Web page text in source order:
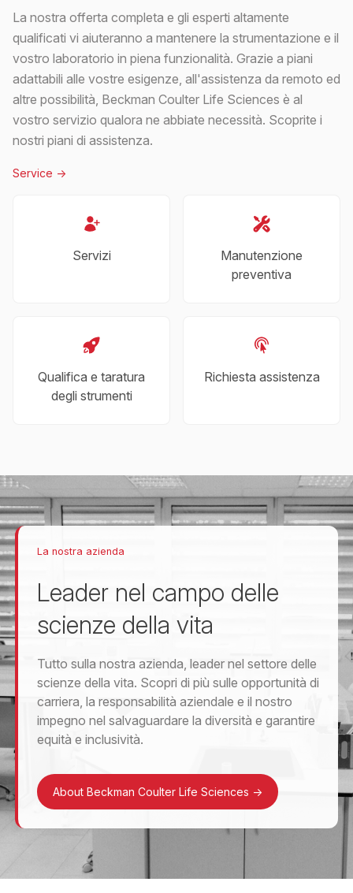
La nostra offerta completa e gli esperti altamente
qualificati vi aiuteranno a mantenere la strumentazione e il
vostro laboratorio in piena funzionalità. Grazie a piani
adattabili alle vostre esigenze, all'assistenza da remoto ed
altre possibilità, Beckman Coulter Life Sciences è al
vostro servizio qualora ne abbiate necessità. Scoprite i
nostri piani di assistenza.
Service ->
Servizi
Manutenzione
preventiva
Qualifica e taratura
degli strumenti
Richiesta assistenza
La nostra azienda
Leader nel campo delle
scienze della vita
Tutto sulla nostra azienda, leader nel settore delle
scienze della vita. Scopri di più sulle opportunità di
carriera, la responsabilità aziendale e il nostro
impegno nel salvaguardare la diversità e garantire
equità e inclusività.
About Beckman Coulter Life Sciences ->